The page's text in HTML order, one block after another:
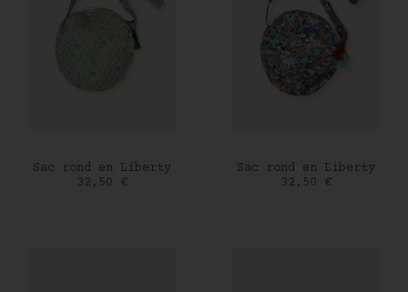
AJOUTER AU PANIER
Sac rond en Liberty
Prix
32,50 €
AJOUTER AU PANIER
Sac rond en Liberty
Prix
32,50 €